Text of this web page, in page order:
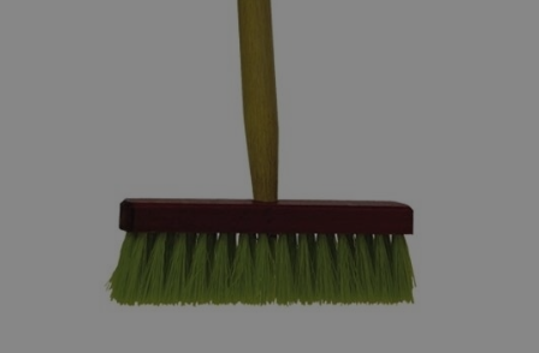
Maak van kinderen echte klussers! Goed gereedschap is het halve